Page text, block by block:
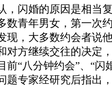
闪婚的原因是相当复
数青年男女，第一次
现，大多数约会者说
对方继续交往的决定
前“八分钟约会”、“闪
题专家经研究后指出